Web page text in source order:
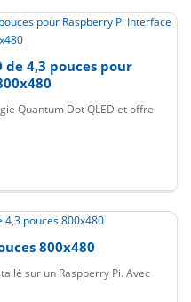
4,3 pouces pour
Quantum Dot QLED et offre
800x480
sur un Raspberry Pi. Avec